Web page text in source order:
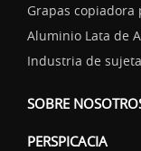
Grapas
Aluminio Lata de
Industria de
SOBRE
PERSPICACIA